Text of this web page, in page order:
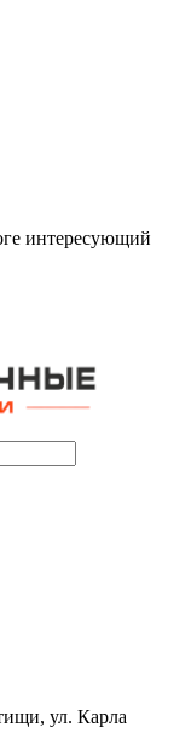
интересующий
ул. Карла